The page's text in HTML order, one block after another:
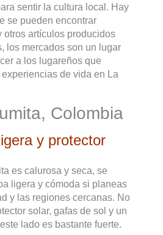
sentir la cultura local. Hay
se pueden encontrar
otros artículos producidos
los mercados son un lugar
a los lugareños que
de vida en La
Colombia
y protector
es calurosa y seca, se
ligera y cómoda si planeas
y las regiones cercanas. No
solar, gafas de sol y un
lado es bastante fuerte.